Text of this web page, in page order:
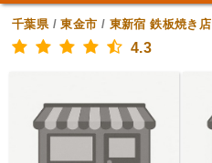
千葉県/東金市 / 東新宿 鉄板焼き店
4.3